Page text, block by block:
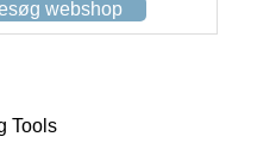
webshop
Tools